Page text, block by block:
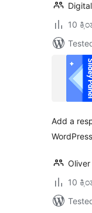
10
Add a
10